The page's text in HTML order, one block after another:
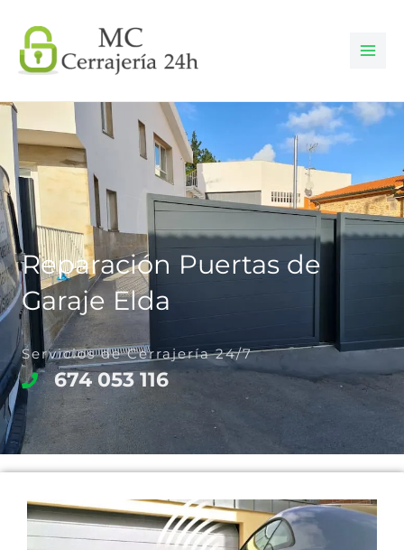
contenido
Reparación Puertas de
Garaje Elda
Servicios de Cerrajería 24/7
674 053 116